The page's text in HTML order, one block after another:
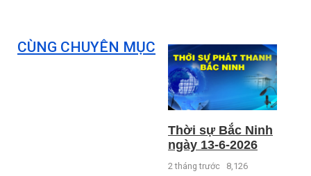
CÙNG CHUYÊN MỤC
Thời sự Bắc Ninh
ngày 13-6-2026
2 tháng trước 8,126